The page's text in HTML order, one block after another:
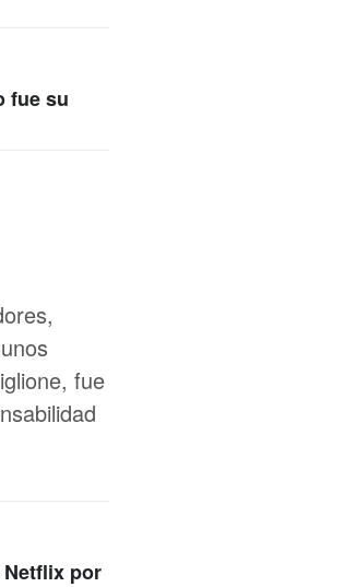
fue su
fue
Netflix por